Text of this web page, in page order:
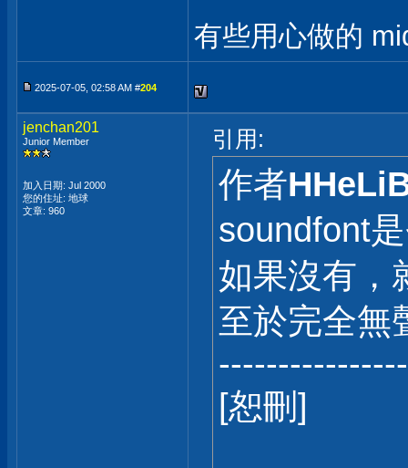
有些用心做的
2025-07-05, 02:58 AM #204
jenchan201
Junior Member
加入日期: Jul 2000
您的住址: 地球
文章: 960
引用:
作者
soundfont
如果沒有，
至於完全無
[恕刪]